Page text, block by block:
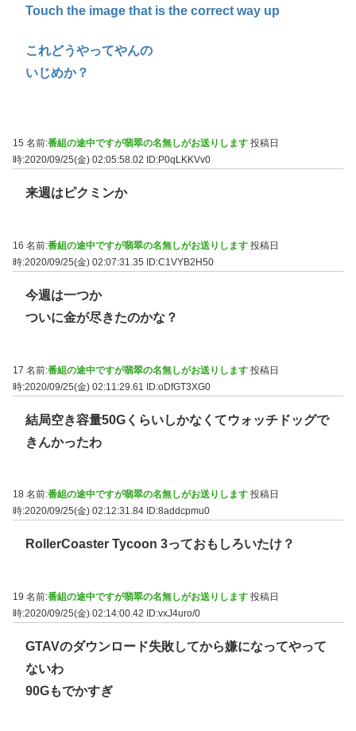
Touch the image that is the correct way up
これどうやってやんの
いじめか？
15 名前:番組の途中ですが翡翠の名無しがお送りします 投稿日
時:2020/09/25(金) 02:05:58.02
ID:P0qLKKVv0
来週はピクミンか
16 名前:番組の途中ですが翡翠の名無しがお送りします 投稿日
時:2020/09/25(金) 02:07:31.35
ID:C1VYB2H50
今週は一つか
ついに金が尽きたのかな？
17 名前:番組の途中ですが翡翠の名無しがお送りします 投稿日
時:2020/09/25(金) 02:11:29.61 ID:oDfGT3XG0
結局空き容量50Gくらいしかなくてウォッチドッグで
きんかったわ
18 名前:番組の途中ですが翡翠の名無しがお送りします 投稿日
時:2020/09/25(金) 02:12:31.84 ID:8addcpmu0
RollerCoaster Tycoon 3っておもしろいたけ？
19 名前:番組の途中ですが翡翠の名無しがお送りします 投稿日
時:2020/09/25(金) 02:14:00.42 ID:vxJ4uro/0
GTAVのダウンロード失敗してから嫌になってやって
ないわ
90Gもでかすぎ